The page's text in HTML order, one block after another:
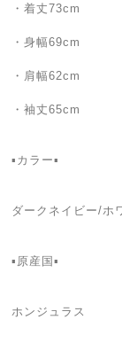
・着丈73cm
・身幅69cm
・肩幅62cm
・袖丈65cm
▪カラー▪
ダークネイビー/ホ
▪️原産国▪
ホンジュラス